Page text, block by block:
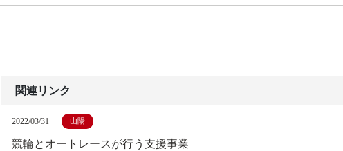
関連リンク
2022/03/31 山陽
競輪とオートレースが行う支援事業